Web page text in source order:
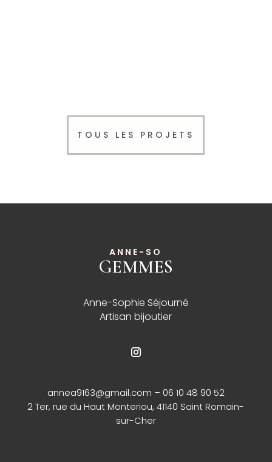
TOUS LES PROJETS
ANNE-SO
GEMMES
Anne-Sophie Séjourné
Artisan bijoutier
annea9163@gmail.com – 06 10 48 90 52
2 Ter, rue du Haut Monteriou, 41140 Saint Romain-
sur-Cher